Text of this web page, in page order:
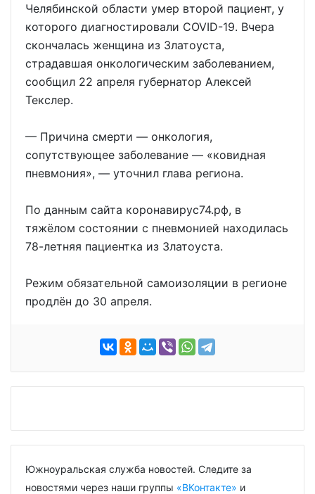
Челябинской области умер второй пациент, у
которого диагностировали COVID-19. Вчера
скончалась женщина из Златоуста,
страдавшая онкологическим заболеванием,
сообщил 22 апреля губернатор Алексей
Текслер.
— Причина смерти — онкология,
сопутствующее заболевание — «ковидная
пневмония», — уточнил глава региона.
По данным сайта коронавирус74.рф, в
тяжёлом состоянии с пневмонией находилась
78-летняя пациентка из Златоуста.
Режим обязательной самоизоляции в регионе
продлён до 30 апреля.
Южноуральская служба новостей. Следите за
новостями через наши группы «ВКонтакте» и